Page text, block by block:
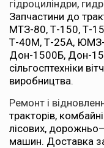
гідроциліндри,
Запчастини до
МТЗ-80, Т-150, Т-
Т-40М, Т-25А, ЮМЗ-
Дон-1500Б, Дон-
сільгосптехніки
виробництва.
Ремонт і
тракторів,
лісових,
машин. Доставка